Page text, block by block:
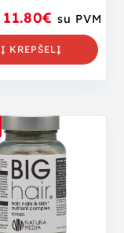
11.80€ su PVM
Į KREPŠELĮ